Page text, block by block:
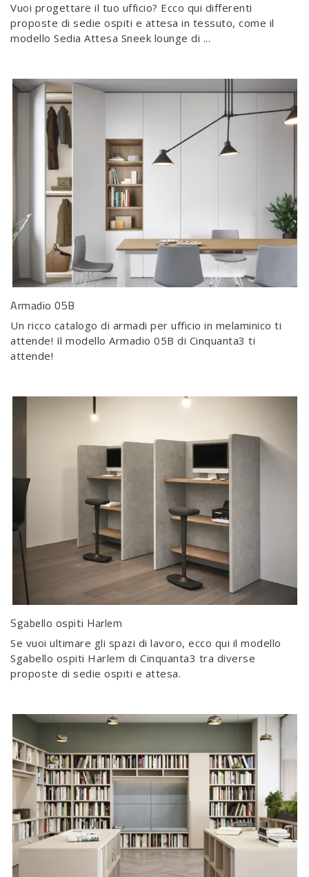
Vuoi progettare il tuo ufficio? Ecco qui differenti
proposte di sedie ospiti e attesa in tessuto, come il
modello Sedia Attesa Sneek lounge di ...
Armadio 05B
Un ricco catalogo di armadi per ufficio in melaminico ti
attende! Il modello Armadio 05B di Cinquanta3 ti
attende!
Sgabello ospiti Harlem
Se vuoi ultimare gli spazi di lavoro, ecco qui il modello
Sgabello ospiti Harlem di Cinquanta3 tra diverse
proposte di sedie ospiti e attesa.